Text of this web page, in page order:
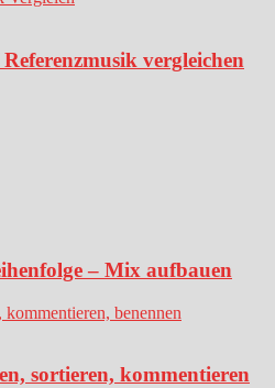
vergleichen
– Mix aufbauen
sortieren, kommentieren